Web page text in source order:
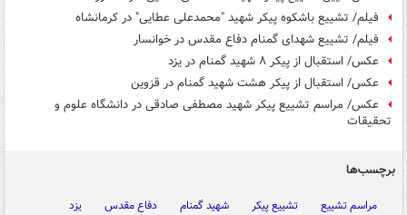
فیلم/ تشییع باشکوه پیکر شهید "محمدعلی عطایی" در کرمانشاه
فیلم/ تشییع شهدای گمنام دفاع مقدس در خوانسار
عکس/ استقبال از پیکر ۸ شهید گمنام در یزد
عکس/ استقبال از پیکر هشت شهید گمنام در قزوین
عکس/ مراسم تشییع پیکر شهید مصطفی صادقی در دانشگاه علوم و
تحقیقات
برچسب‌ها
مراسم تشییع تشییع پیکر شهید گمنام دفاع مقدس یزد